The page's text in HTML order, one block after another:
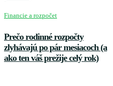
Financie a rozpočet
Prečo rodinné rozpočty
zlyhávajú po pár mesiacoch (a
ako ten váš prežije celý rok)